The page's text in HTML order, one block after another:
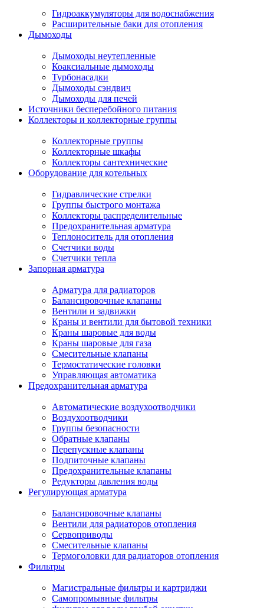
Гидроаккумуляторы для водоснабжения
Расширительные баки для отопления
Дымоходы
Дымоходы неутепленные
Коаксиальные дымоходы
Турбонасадки
Дымоходы сэндвич
Дымоходы для печей
Источники бесперебойного питания
Коллекторы и коллекторные группы
Коллекторные группы
Коллекторные шкафы
Коллекторы сантехнические
Оборудование для котельных
Гидравлические стрелки
Группы быстрого монтажа
Коллекторы распределительные
Предохранительная арматура
Теплоноситель для отопления
Счетчики воды
Счетчики тепла
Запорная арматура
Арматура для радиаторов
Балансировочные клапаны
Вентили и задвижки
Краны и вентили для бытовой техники
Краны шаровые для воды
Краны шаровые для газа
Смесительные клапаны
Термостатические головки
Управляющая автоматика
Предохранительная арматура
Автоматические воздухоотводчики
Воздухоотводчики
Группы безопасности
Обратные клапаны
Перепускные клапаны
Подпиточные клапаны
Предохранительные клапаны
Редукторы давления воды
Регулирующая арматура
Балансировочные клапаны
Вентили для радиаторов отопления
Сервоприводы
Смесительные клапаны
Термоголовки для радиаторов отопления
Фильтры
Магистральные фильтры и картриджи
Самопромывные фильтры